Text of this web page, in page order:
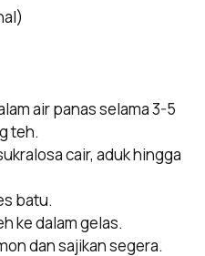
air panas selama 3-5
teh.
cair, aduk hingga
batu.
ke dalam gelas.
dan sajikan segera.